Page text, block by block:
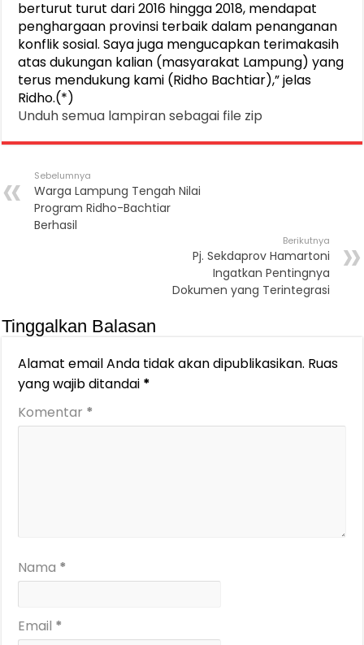
berturut turut dari 2016 hingga 2018, mendapat
penghargaan provinsi terbaik dalam penanganan
konflik sosial. Saya juga mengucapkan terimakasih
atas dukungan kalian (masyarakat Lampung) yang
terus mendukung kami (Ridho Bachtiar),” jelas
Ridho.(*)
Unduh semua lampiran sebagai file zip
Sebelumnya
Warga Lampung Tengah Nilai
Program Ridho-Bachtiar
Berhasil
Berikutnya
Pj. Sekdaprov Hamartoni
Ingatkan Pentingnya
Dokumen yang Terintegrasi
Tinggalkan Balasan
Alamat email Anda tidak akan dipublikasikan. Ruas
yang wajib ditandai *
Komentar *
Nama *
Email *